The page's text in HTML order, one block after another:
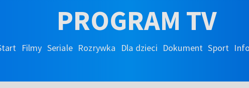
PROGRAM TV
Filmy Seriale Rozrywka Dla dzieci Dokument Sport